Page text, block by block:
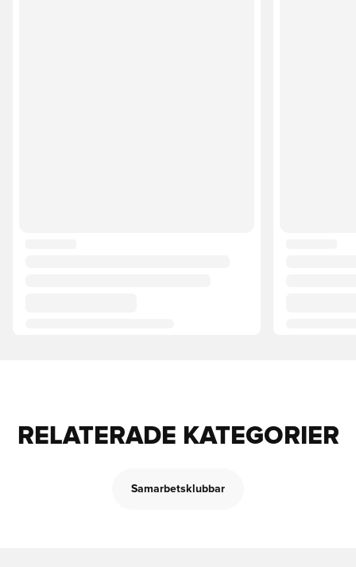
RELATERADE KATEGORIER
Samarbetsklubbar